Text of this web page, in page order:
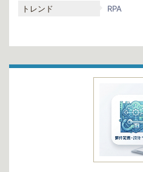
トレンド RPA